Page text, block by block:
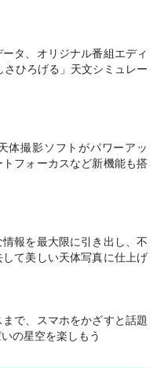
タ、オリジナル番組エディ
ひろげる」天文シミュレー
体撮影ソフトがパワーアッ
フォーカスなど新機能も搭
報を最大限に引き出し、不
て美しい天体写真に仕上げ
で、スマホをかざすと話題
の星空を楽しもう